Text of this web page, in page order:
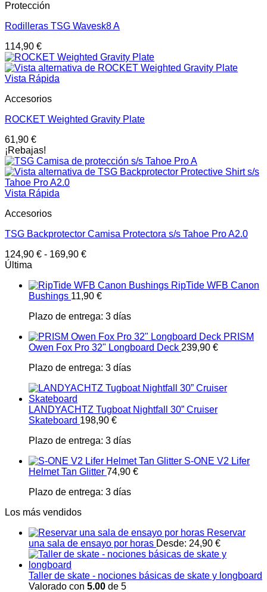
Protección
Rodilleras TSG Wavesk8 A
114,90 €
Vista Rápida
Accesorios
ROCKET Weighted Gravity Plate
61,90 €
¡Rebajas!
Vista Rápida
Accesorios
TSG Backprotector Camisa Protectora s/s Tahoe Pro A2.0
124,90 € - 169,90 €
Última
RipTide WFB Canon
Bushings 11,90 €
Plazo de entrega: 3 días
PRISM
Owen Fox Pro 32" Longboard Deck 239,90 €
Plazo de entrega: 3 días
LANDYACHTZ Tugboat Nightfall 30” Cruiser
Skateboard 198,90 €
Plazo de entrega: 3 días
S-ONE V2 Lifer
Helmet Tan Glitter 74,90 €
Plazo de entrega: 3 días
Los más vendidos
Reservar
una sala de ensayo por horas Desde: 24,90 €
Taller de skate - nociones básicas de skate y longboard
Valorado con 5.00 de 5